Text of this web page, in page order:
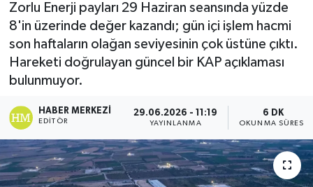
Zorlu Enerji payları 29 Haziran seansında yüzde
8'in üzerinde değer kazandı; gün içi işlem hacmi
son haftaların olağan seviyesinin çok üstüne çıktı.
Hareketi doğrulayan güncel bir KAP açıklaması
bulunmuyor.
HABER MERKEZI
EDITÖR
29.06.2026 - 11:19
YAYINLANMA
6 DK
OKUNMA SÜRESI
KRİPTO
OTOMOTİV
PİYASALAR
SAVUNMA
Tüm Manşetler
Son Dakika Haberleri
Haber Arşivi